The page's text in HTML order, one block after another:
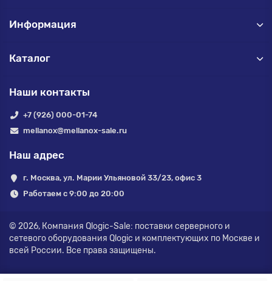
Информация
Каталог
Наши контакты
+7 (926) 000-01-74
mellanox@mellanox-sale.ru
Наш адрес
г. Москва, ул. Марии Ульяновой 33/23, офис 3
Работаем с 9:00 до 20:00
© 2026, Компания Qlogic-Sale: поставки серверного и
сетевого оборудования Qlogic и комплектующих по Москве и
всей России. Все права защищены.